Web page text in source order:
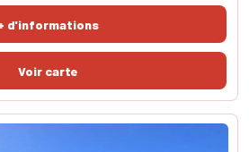
de jardin, la pièce de vie de 36m² est
terrasse et s
d'informations